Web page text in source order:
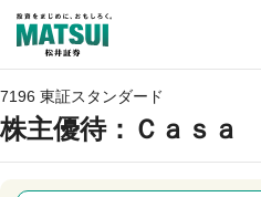
7196 東証スタンダード
株主優待：Ｃａｓａ